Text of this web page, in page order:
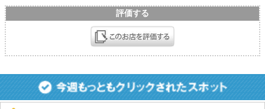
評価する